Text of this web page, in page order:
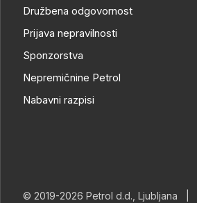
Družbena odgovornost
Prijava nepravilnosti
Sponzorstva
Nepremičnine Petrol
Nabavni razpisi
© 2019-2026 Petrol d.d., Ljubljana